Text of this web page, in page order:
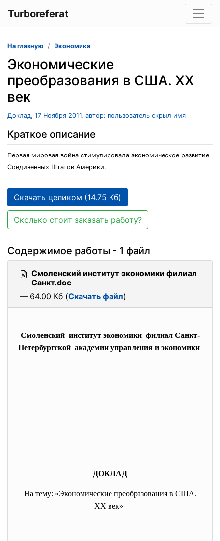
Turboreferat
На главную Экономика
Экономические
преобразования в США. XX
век
Доклад, 17 Ноября 2011, автор: пользователь скрыл имя
Краткое описание
Первая мировая война стимулировала экономическое развитие
Соединенных Штатов Америки.
Скачать целиком (14.75 Кб)
Сколько стоит заказать работу?
Содержимое работы - 1 файл
Смоленский институт экономики филиал
Санкт.doc
— 64.00 Кб (Скачать файл)
Смоленский институт экономики филиал Санкт-
Петербургской академии управления и экономики
ДОКЛАД
На тему: «Экономические преобразования в США.
XX век»